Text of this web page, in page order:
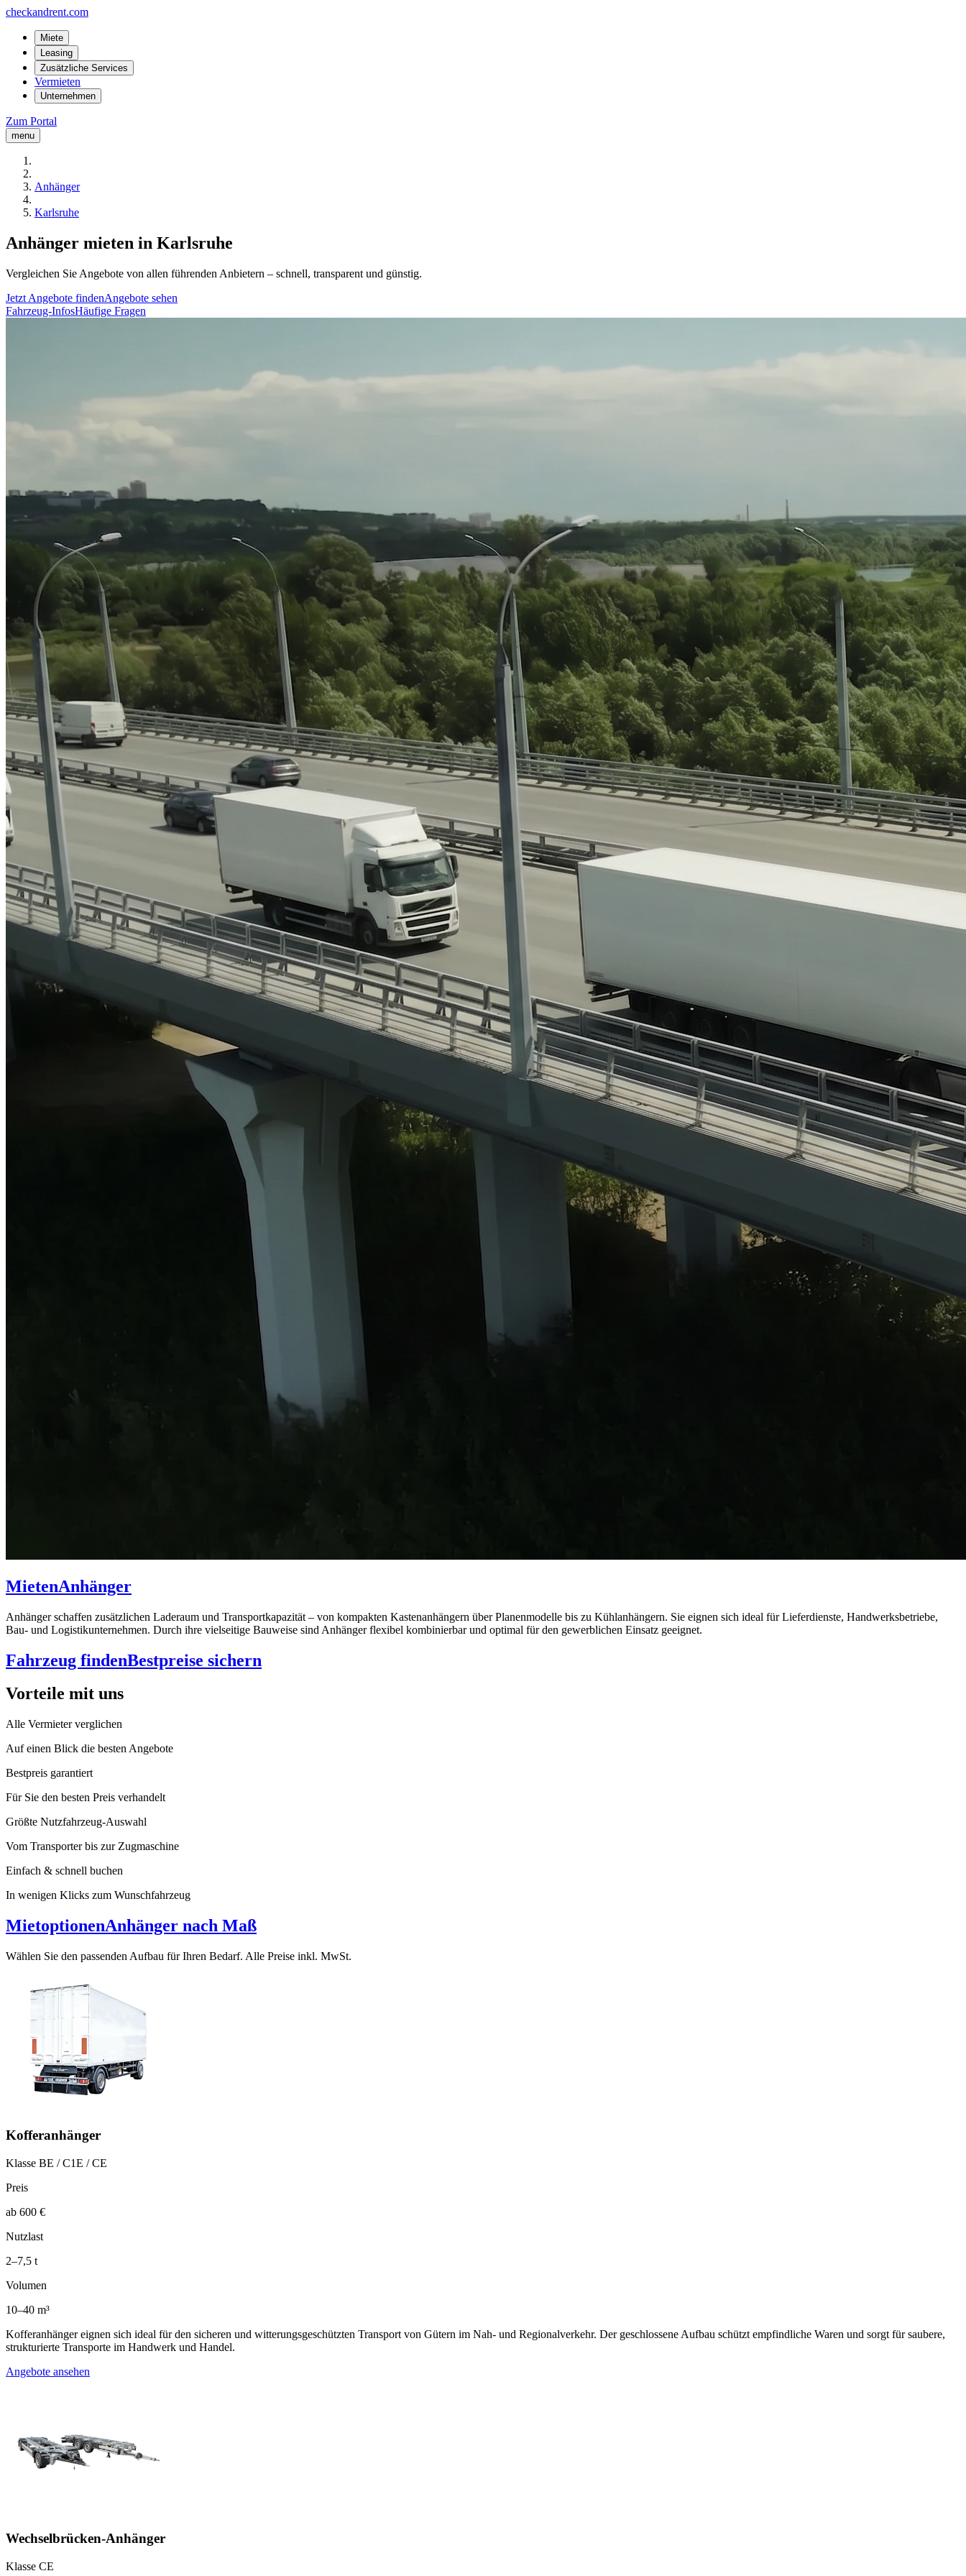
checkandrent.com
Miete
Leasing
Zusätzliche Services
Vermieten
Unternehmen
Zum Portal
menu
Anhänger
Karlsruhe
Anhänger mieten in Karlsruhe
Vergleichen Sie Angebote von allen führenden Anbietern – schnell, transparent und günstig.
Jetzt Angebote findenAngebote sehen
Fahrzeug-InfosHäufige Fragen
MietenAnhänger
Anhänger schaffen zusätzlichen Laderaum und Transportkapazität – von kompakten Kastenanhängern über Planenmodelle bis zu Kühlanhängern. Sie eignen sich ideal für Lieferdienste, Handwerksbetriebe,
Bau- und Logistikunternehmen. Durch ihre vielseitige Bauweise sind Anhänger flexibel kombinierbar und optimal für den gewerblichen Einsatz geeignet.
Fahrzeug findenBestpreise sichern
Vorteile mit uns
Alle Vermieter verglichen
Auf einen Blick die besten Angebote
Bestpreis garantiert
Für Sie den besten Preis verhandelt
Größte Nutzfahrzeug-Auswahl
Vom Transporter bis zur Zugmaschine
Einfach & schnell buchen
In wenigen Klicks zum Wunschfahrzeug
MietoptionenAnhänger nach Maß
Wählen Sie den passenden Aufbau für Ihren Bedarf. Alle Preise inkl. MwSt.
Kofferanhänger
Klasse BE / C1E / CE
Preis
ab 600 €
Nutzlast
2–7,5 t
Volumen
10–40 m³
Kofferanhänger eignen sich ideal für den sicheren und witterungsgeschützten Transport von Gütern im Nah- und Regionalverkehr. Der geschlossene Aufbau schützt empfindliche Waren und sorgt für saubere,
strukturierte Transporte im Handwerk und Handel.
Angebote ansehen
Wechselbrücken-Anhänger
Klasse CE